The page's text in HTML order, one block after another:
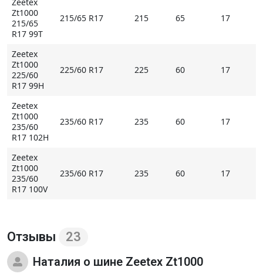
Zt1000
215/65
R17 99T
215/65 R17 215 65 17
Zeetex
Zt1000
225/60
R17 99H
225/60 R17 225 60 17
Zeetex
Zt1000
235/60
R17 102H
235/60 R17 235 60 17
Zeetex
Zt1000
235/60
R17 100V
235/60 R17 235 60 17
Отзывы 23
Наталия о шине Zeetex Zt1000